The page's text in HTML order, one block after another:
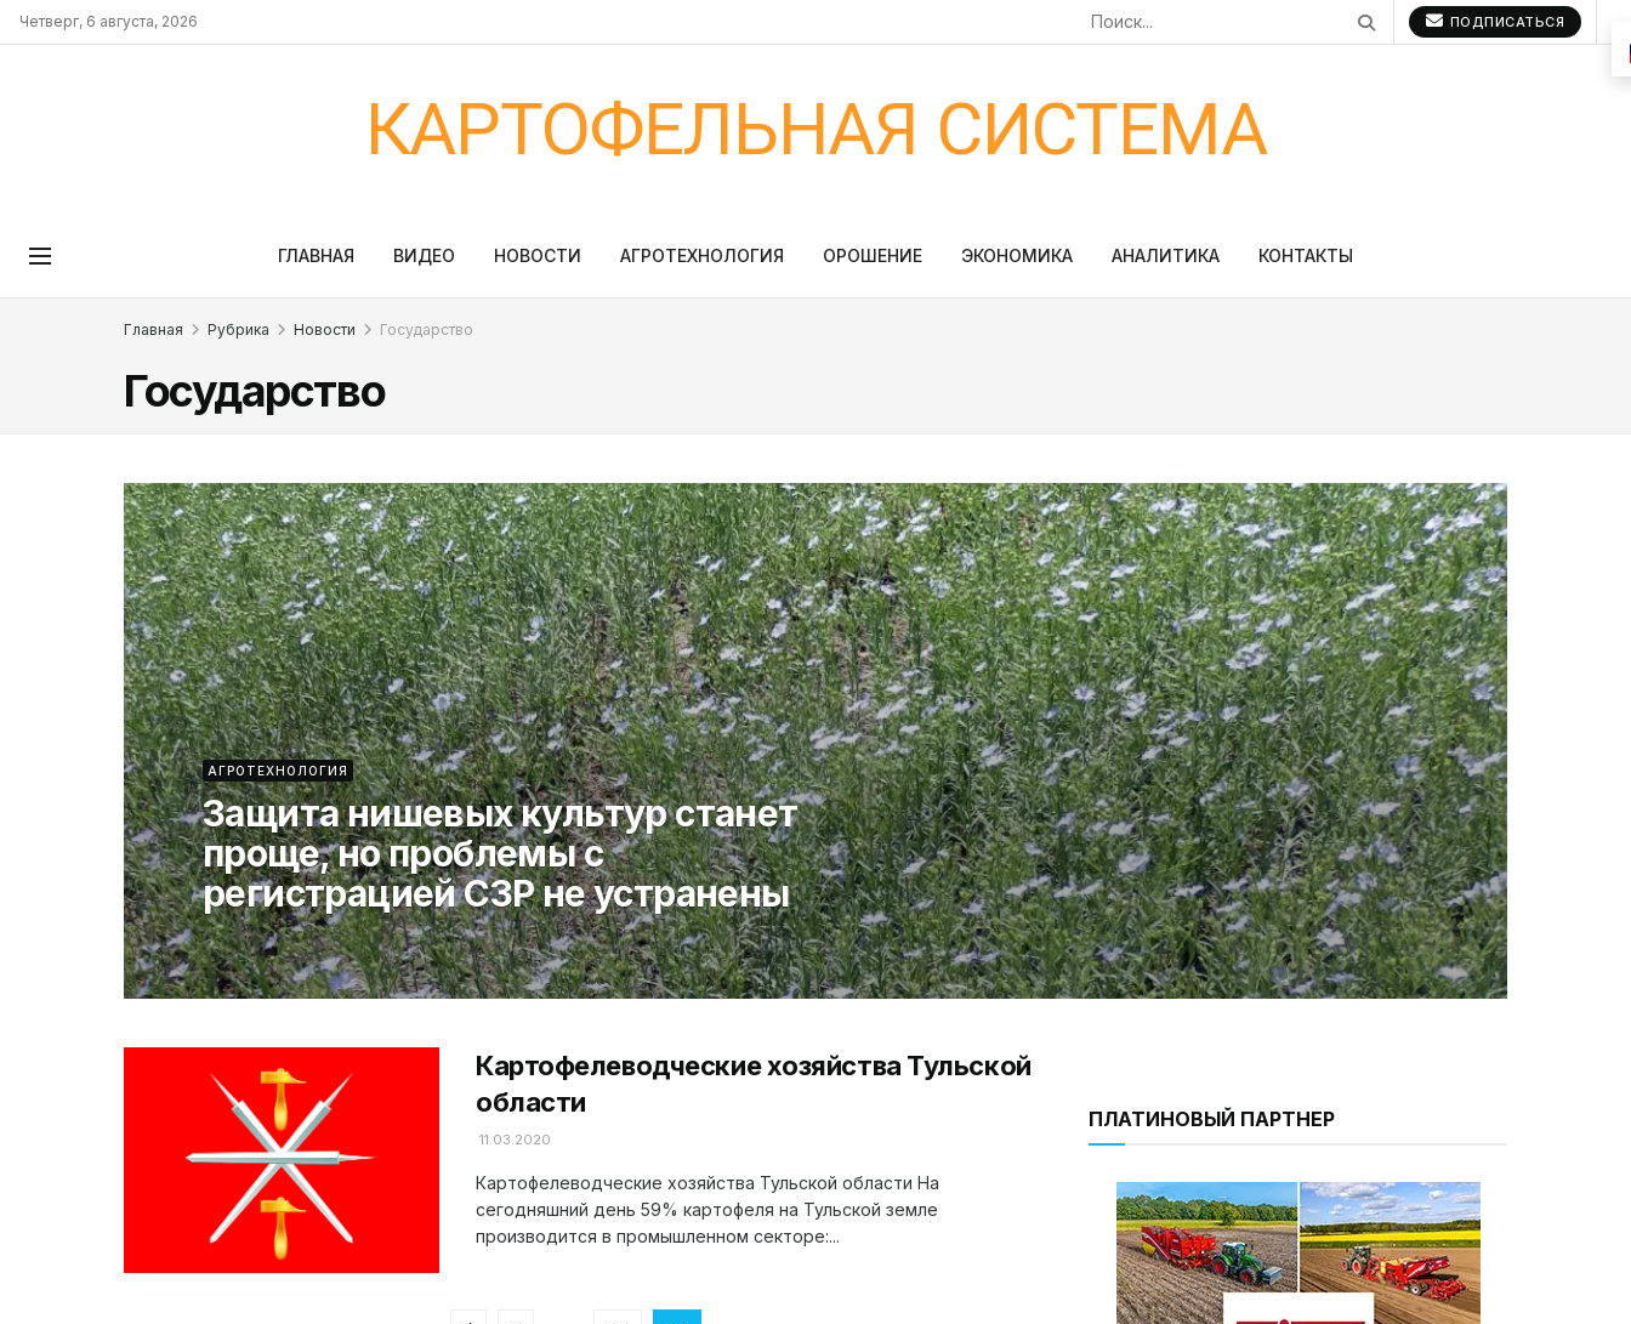
Четверг, 6 августа, 2026 ПОДПИСАТЬСЯ
КАРТОФЕЛЬНАЯ СИСТЕМА
ГЛАВНАЯ ВИДЕО НОВОСТИ АГРОТЕХНОЛОГИЯ ОРОШЕНИЕ ЭКОНОМИКА АНАЛИТИКА КОНТАКТЫ
Главная Рубрика Новости Государство
Государство
АГРОТЕХНОЛОГИЯ
Защита нишевых культур станет
проще, но проблемы с
регистрацией СЗР не устранены
Картофелеводческие хозяйства Тульской
области
11.03.2020
Картофелеводческие хозяйства Тульской области На
сегодняшний день 59% картофеля на Тульской земле
производится в промышленном секторе:...
ПЛАТИНОВЫЙ ПАРТНЕР